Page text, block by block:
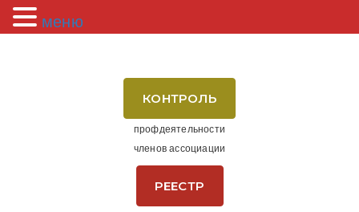
КОНТРОЛЬ
профдеятельности
членов ассоциации
РЕЕСТР
меню